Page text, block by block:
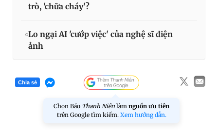
trò, 'chữa cháy'?
Lo ngại AI 'cướp việc' của nghệ sĩ điện
ảnh
Chia sẻ
Chọn Báo Thanh Niên làm nguồn ưu tiên
trên Google tìm kiếm. Xem hướng dẫn.